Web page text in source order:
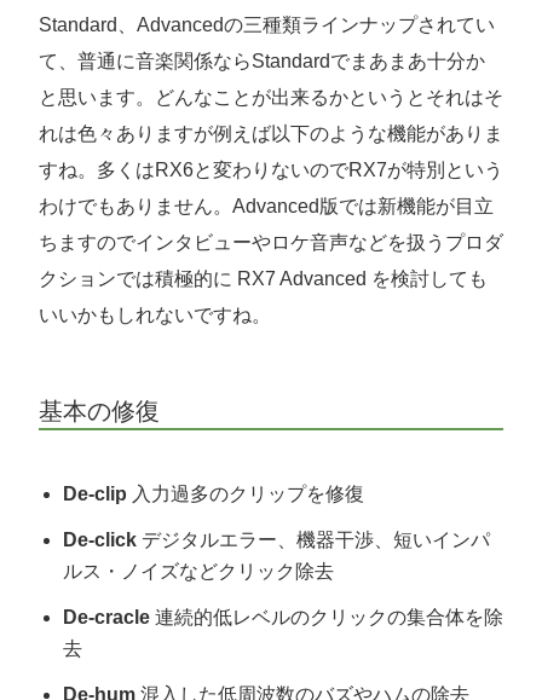
Standard、Advancedの三種類ラインナップされてい
て、普通に音楽関係ならStandardでまあまあ十分か
と思います。どんなことが出来るかというとそれはそ
れは色々ありますが例えば以下のような機能がありま
すね。多くはRX6と変わりないのでRX7が特別という
わけでもありません。Advanced版では新機能が目立
ちますのでインタビューやロケ音声などを扱うプロダ
クションでは積極的に RX7 Advanced を検討しても
いいかもしれないですね。
基本の修復
De-clip 入力過多のクリップを修復
De-click デジタルエラー、機器干渉、短いインパ
ルス・ノイズなどクリック除去
De-cracle 連続的低レベルのクリックの集合体を除
去
De-hum 混入した低周波数のバズやハムの除去